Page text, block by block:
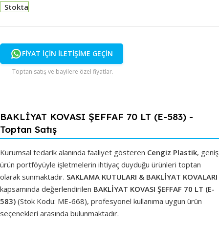
Stokta
FİYAT İÇİN İLETİŞİME GEÇİN
Toptan satış ve bayilere özel fiyatlar.
BAKLİYAT KOVASI ŞEFFAF 70 LT (E-583) -
Toptan Satış
Kurumsal tedarik alanında faaliyet gösteren Cengiz Plastik, geniş
ürün portföyüyle işletmelerin ihtiyaç duyduğu ürünleri toptan
olarak sunmaktadır. SAKLAMA KUTULARI & BAKLİYAT KOVALARI
kapsamında değerlendirilen BAKLİYAT KOVASI ŞEFFAF 70 LT (E-
583) (Stok Kodu: ME-668), profesyonel kullanıma uygun ürün
seçenekleri arasında bulunmaktadır.